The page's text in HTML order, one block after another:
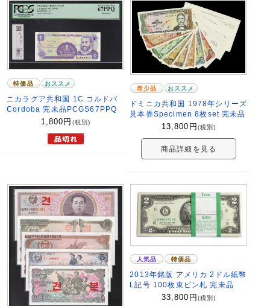
特価品 おススメ
ニカラグア共和国 1C コルドバ
Cordoba 完未品PCGS67PPQ
1,800 円 (税別)
希少品 おススメ
ドミニカ共和国 1978年シリーズ
見本券Specimen 8枚set 完未品
13,800 円 (税別)
商品詳細を見る
人気品 特価品
2013年銘版 アメリカ 2ドル紙幣
L記号 100枚束ピン札 完未品
33,800 円 (税別)